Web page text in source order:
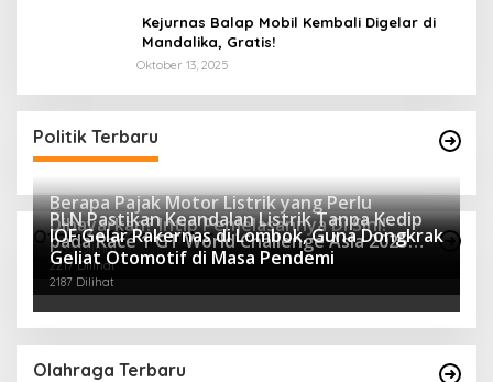
Kejurnas Balap Mobil Kembali Digelar di
Mandalika, Gratis!
Oktober 13, 2025
Politik Terbaru
Otomotif Terpopuler
Berapa Pajak Motor Listrik yang Perlu
Dibayarkan? Intip Penjelasannya Di Sini!
2435 Dilihat
PLN Pastikan Keandalan Listrik Tanpa Kedip
pada Race 1 GT World Challenge Asia 2025
Mandalika
2217 Dilihat
IOF Gelar Rakernas di Lombok, Guna Dongkrak
Geliat Otomotif di Masa Pendemi
2187 Dilihat
Olahraga Terbaru